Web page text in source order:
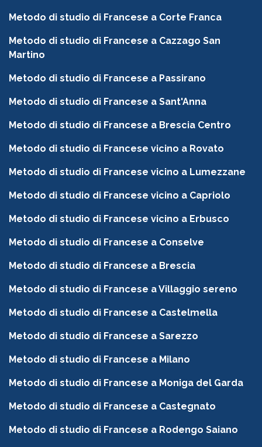
Metodo di studio di Francese a Corte Franca
Metodo di studio di Francese a Cazzago San
Martino
Metodo di studio di Francese a Passirano
Metodo di studio di Francese a Sant'Anna
Metodo di studio di Francese a Brescia Centro
Metodo di studio di Francese vicino a Rovato
Metodo di studio di Francese vicino a Lumezzane
Metodo di studio di Francese vicino a Capriolo
Metodo di studio di Francese vicino a Erbusco
Metodo di studio di Francese a Conselve
Metodo di studio di Francese a Brescia
Metodo di studio di Francese a Villaggio sereno
Metodo di studio di Francese a Castelmella
Metodo di studio di Francese a Sarezzo
Metodo di studio di Francese a Milano
Metodo di studio di Francese a Moniga del Garda
Metodo di studio di Francese a Castegnato
Metodo di studio di Francese a Rodengo Saiano